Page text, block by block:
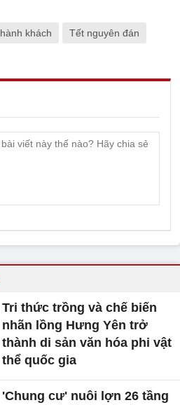
hành khách Tết nguyên đán
Tri thức trồng và chế biến
nhãn lồng Hưng Yên trở
thành di sản văn hóa phi vật
thể quốc gia
'Chung cư' nuôi lợn 26 tầng